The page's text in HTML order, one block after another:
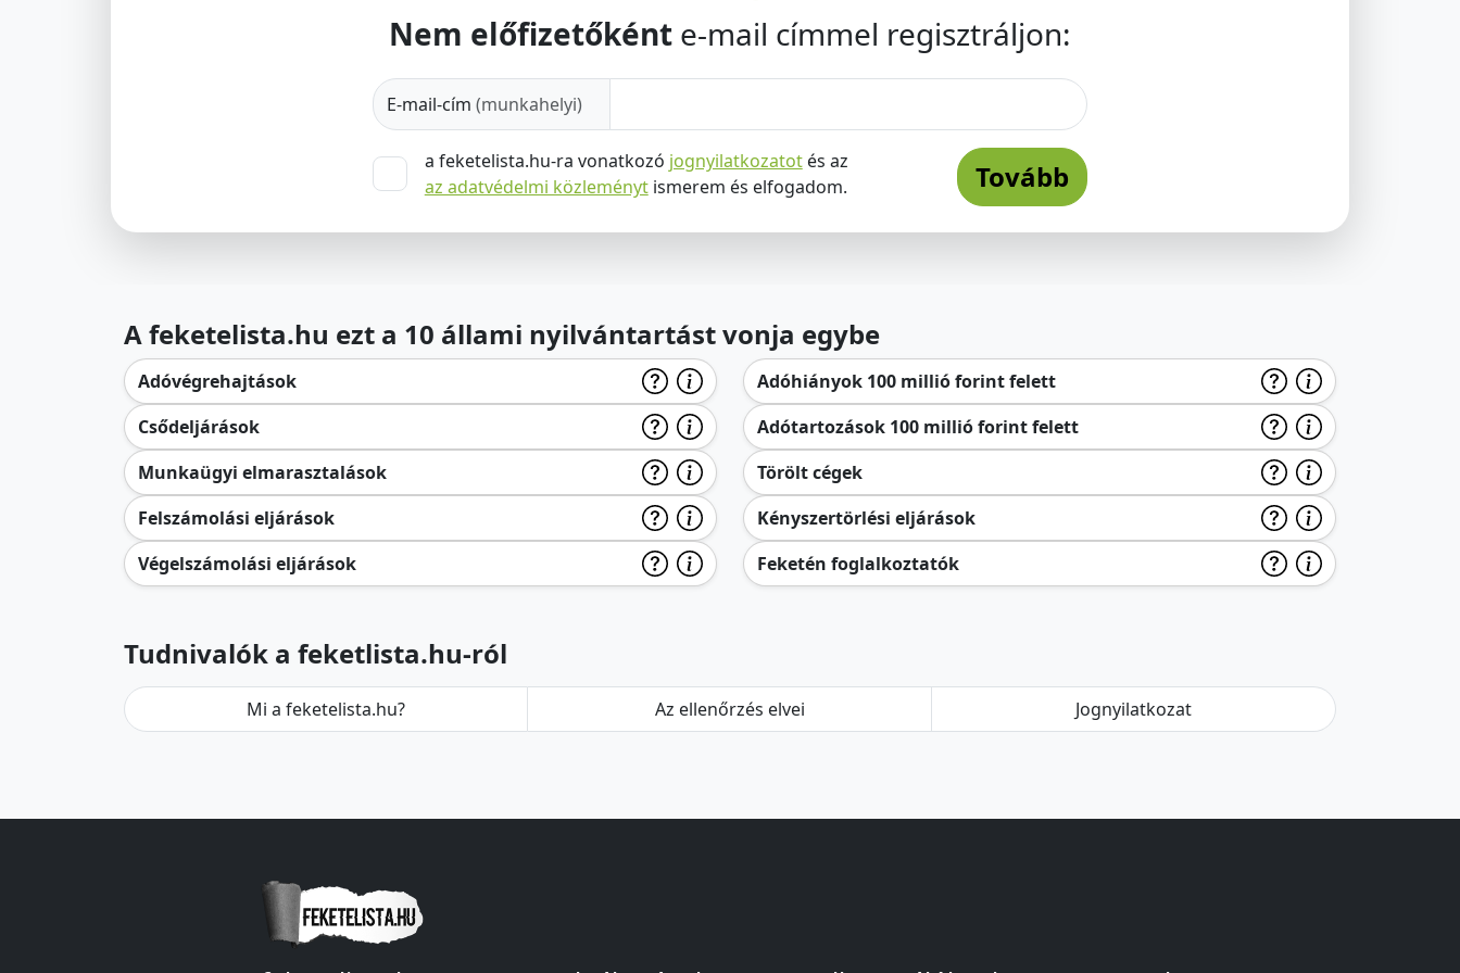
Nem előfizetőként e-mail címmel regisztráljon:
E-mail-cím (munkahelyi)
a feketelista.hu-ra vonatkozó jognyilatkozatotés az
az adatvédelmi közleménytismerem és elfogadom. Tovább
A feketelista.hu ezt a 10 állami nyilvántartást vonja egybe
Adóvégrehajtások
Csődeljárások
Munkaügyi elmarasztalások
Felszámolási eljárások
Végelszámolási eljárások
Adóhiányok 100 millió forint felett
Adótartozások 100 millió forint felett
Törölt cégek
Kényszertörlési eljárások
Feketén foglalkoztatók
Tudnivalók a feketlista.hu-ról
Mi a feketelista.hu? Az ellenőrzés elvei Jognyilatkozat